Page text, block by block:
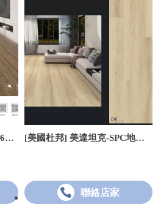
系
[美國杜邦] 美達坦克-SPC地板
聯絡店家